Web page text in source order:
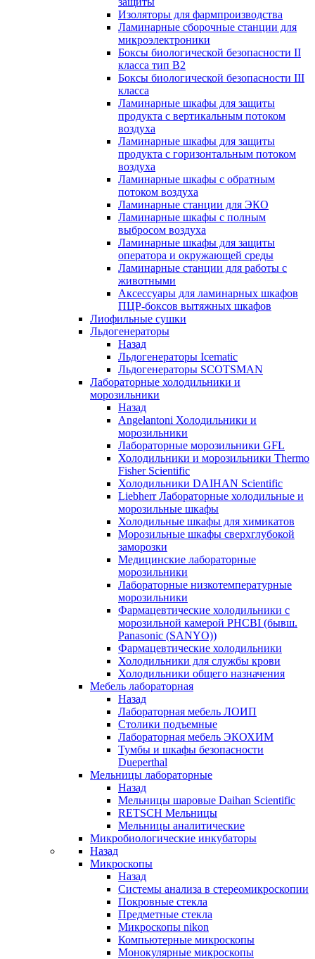
Изоляторы для фармпроизводства
Ламинарные сборочные станции для
микроэлектроники
Боксы биологической безопасности II
класса тип B2
Боксы биологической безопасности III
класса
Ламинарные шкафы для защиты
продукта с вертикальным потоком
воздуха
Ламинарные шкафы для защиты
продукта с горизонтальным потоком
воздуха
Ламинарные шкафы с обратным
потоком воздуха
Ламинарные станции для ЭКО
Ламинарные шкафы с полным
выбросом воздуха
Ламинарные шкафы для защиты
оператора и окружающей среды
Ламинарные станции для работы с
животными
Аксессуары для ламинарных шкафов
ПЦР-боксов вытяжных шкафов
Лиофильные сушки
Льдогенераторы
Назад
Льдогенераторы Icematic
Льдогенераторы SCOTSMAN
Лабораторные холодильники и
морозильники
Назад
Angelantoni Холодильники и
морозильники
Лабораторные морозильники GFL
Холодильники и морозильники Thermo
Fisher Scientific
Холодильники DAIHAN Scientific
Liebherr Лабораторные холодильные и
морозильные шкафы
Холодильные шкафы для химикатов
Морозильные шкафы сверхглубокой
заморозки
Медицинские лабораторные
морозильники
Лабораторные низкотемпературные
морозильники
Фармацевтические холодильники с
морозильной камерой PHCBI (бывш.
Panasonic (SANYO))
Фармацевтические холодильники
Холодильники для службы крови
Холодильники общего назначения
Мебель лабораторная
Назад
Лабораторная мебель ЛОИП
Столики подъемные
Лабораторная мебель ЭКОХИМ
Тумбы и шкафы безопасности
Dueperthal
Мельницы лабораторные
Назад
Мельницы шаровые Daihan Scientific
RETSCH Мельницы
Мельницы аналитические
Микробиологические инкубаторы
Назад
Микроскопы
Назад
Системы анализа в стереомикроскопии
Покровные стекла
Предметные стекла
Микроскопы nikon
Компьютерные микроскопы
Монокулярные микроскопы